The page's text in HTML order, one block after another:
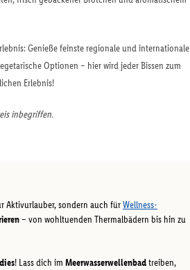
Genieße feinste regionale und internationale
Optionen – hier wird jeder Bissen zum
Erlebnis!
inbegriffen.
Aktivurlauber, sondern auch fürWellness-
– von wohltuenden Thermalbädern bis hin zu
! Lass dich im Meerwasserwellenbadtreiben,